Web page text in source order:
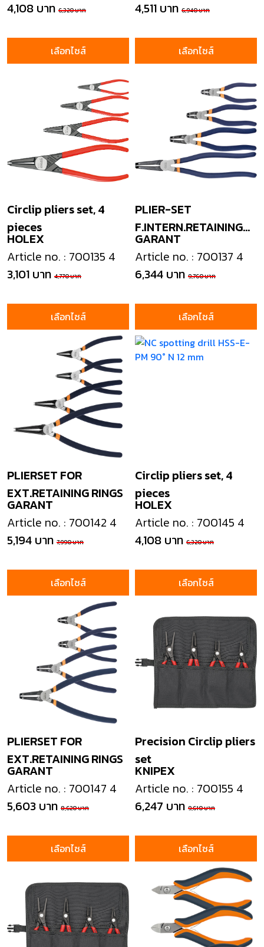
4,108 บาท 6,320 บาท
เลือกไซส์
4,511 บาท 6,940 บาท
เลือกไซส์
HOLEX
Circlip pliers set, 4
pieces
Article no. : 700135 4
3,101 บาท 4,770 บาท
เลือกไซส์
GARANT
PLIER-SET
F.INTERN.RETAINING
RING
Article no. : 700137 4
6,344 บาท 9,760 บาท
เลือกไซส์
GARANT
PLIERSET FOR
EXT.RETAINING RINGS
Article no. : 700142 4
5,194 บาท 7,990 บาท
เลือกไซส์
HOLEX
Circlip pliers set, 4
pieces
Article no. : 700145 4
4,108 บาท 6,320 บาท
เลือกไซส์
GARANT
PLIERSET FOR
EXT.RETAINING RINGS
Article no. : 700147 4
5,603 บาท 8,620 บาท
เลือกไซส์
KNIPEX
Precision Circlip pliers
set
Article no. : 700155 4
6,247 บาท 9,610 บาท
เลือกไซส์